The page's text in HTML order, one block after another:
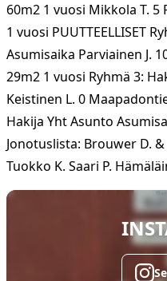
60m2 1 vuosi Mikkola T.
1 vuosi PUUTTEELLISET
Asumisaika Parviainen J.
29m2 1 vuosi Ryhmä 3:
Keistinen L. 0
Hakija Yht Asunto
Jonotuslista: Brouwer D.
Tuokko K. Saari P.